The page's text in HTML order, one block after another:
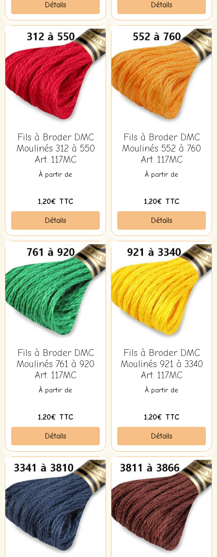
Détails Détails
Fils à Broder DMC
Moulinés 312 à 550
Art. 117MC
À partir de
1,20€ TTC
Détails
Fils à Broder DMC
Moulinés 552 à 760
Art. 117MC
À partir de
1,20€ TTC
Détails
Fils à Broder DMC
Moulinés 761 à 920
Art. 117MC
À partir de
1,20€ TTC
Détails
Fils à Broder DMC
Moulinés 921 à 3340
Art. 117MC
À partir de
1,20€ TTC
Détails